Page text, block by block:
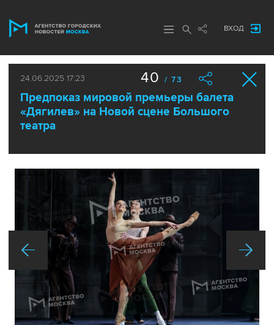
ВХОД
24.06.2025 17:23
Предпоказ мировой премьеры балета
«Дягилев» на Новой сцене Большого
театра
40 / 73